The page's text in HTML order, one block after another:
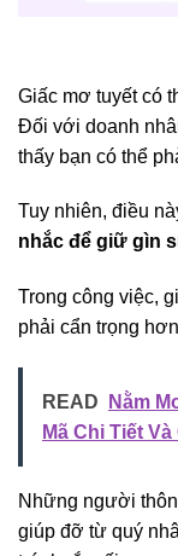
Giấc mơ tuyết có
Đối với doanh
thấy bạn có thể
Tuy nhiên, điều
nhắc để giữ gìn
Trong công việc,
phải cẩn trọng
READ
Nằm
Mã Chi Tiết
Những người
giúp đỡ từ quý